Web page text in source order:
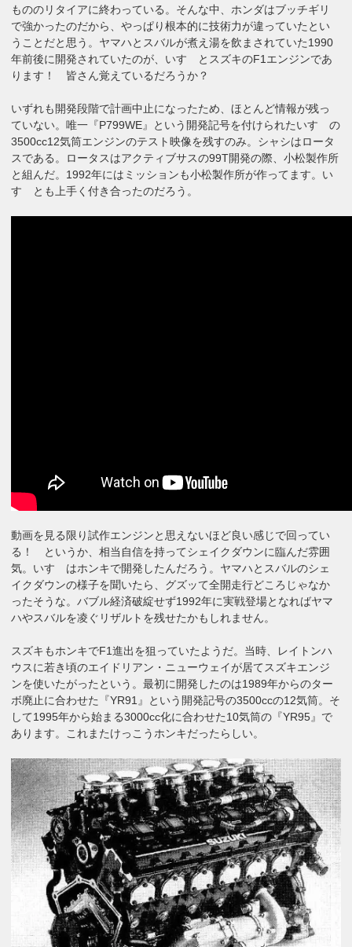
もののリタイアに終わっている。そんな中、ホンダはブッチギリ
で強かったのだから、やっぱり根本的に技術力が違っていたとい
うことだと思う。ヤマハとスバルが煮え湯を飲まされていた1990
年前後に開発されていたのが、いすゞとスズキのF1エンジンであ
ります！ 皆さん覚えているだろうか？
いずれも開発段階で計画中止になったため、ほとんど情報が残っ
ていない。唯一『P799WE』という開発記号を付けられたいすゞの
3500cc12気筒エンジンのテスト映像を残すのみ。シャシはロータ
スである。ロータスはアクティブサスの99T開発の際、小松製作所
と組んだ。1992年にはミッションも小松製作所が作ってます。い
すゞとも上手く付き合ったのだろう。
動画を見る限り試作エンジンと思えないほど良い感じで回ってい
る！ というか、相当自信を持ってシェイクダウンに臨んだ雰囲
気。いすゞはホンキで開発したんだろう。ヤマハとスバルのシェ
イクダウンの様子を聞いたら、グズッて全開走行どころじゃなか
ったそうな。バブル経済破綻せず1992年に実戦登場となればヤマ
ハやスバルを凌ぐリザルトを残せたかもしれません。
スズキもホンキでF1進出を狙っていたようだ。当時、レイトンハ
ウスに若き頃のエイドリアン・ニューウェイが居てスズキエンジ
ンを使いたがったという。最初に開発したのは1989年からのター
ボ廃止に合わせた『YR91』という開発記号の3500ccの12気筒。そ
して1995年から始まる3000cc化に合わせた10気筒の『YR95』で
あります。これまたけっこうホンキだったらしい。